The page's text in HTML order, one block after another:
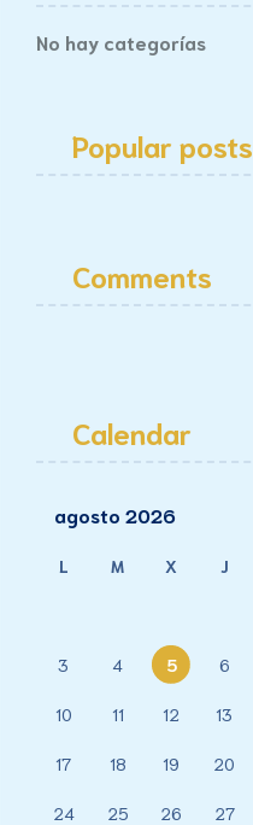
No hay categorías
Popular posts
Comments
Calendar
agosto 2026
L M X J
3 4 5 6
10 11 12 13
17 18 19 20
24 25 26 27